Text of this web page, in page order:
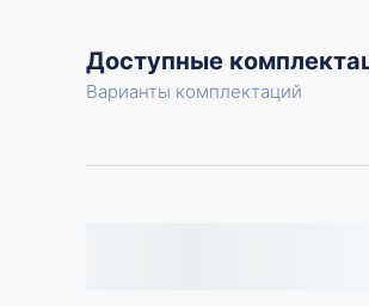
Доступные
Варианты комплектаций